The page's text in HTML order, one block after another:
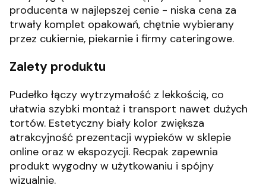
producenta w najlepszej cenie - niska cena za
trwały komplet opakowań, chętnie wybierany
przez cukiernie, piekarnie i firmy cateringowe.
Zalety produktu
Pudełko łączy wytrzymałość z lekkością, co
ułatwia szybki montaż i transport nawet dużych
tortów. Estetyczny biały kolor zwiększa
atrakcyjność prezentacji wypieków w sklepie
online oraz w ekspozycji. Recpak zapewnia
produkt wygodny w użytkowaniu i spójny
wizualnie.